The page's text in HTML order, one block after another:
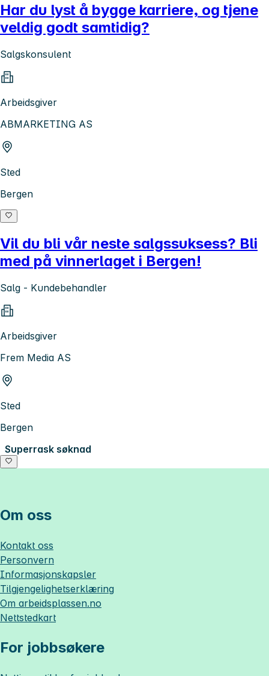
Har du lyst å bygge karriere, og tjene
veldig godt samtidig?
Salgskonsulent
Arbeidsgiver
ABMARKETING AS
Sted
Bergen
Vil du bli vår neste salgssuksess? Bli
med på vinnerlaget i Bergen!
Salg - Kundebehandler
Arbeidsgiver
Frem Media AS
Sted
Bergen
Superrask søknad
Om oss
Kontakt oss
Personvern
Informasjonskapsler
Tilgjengelighetserklæring
Om arbeidsplassen.no
Nettstedkart
For jobbsøkere